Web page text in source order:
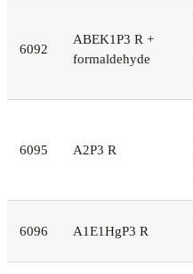
6092
ABEK1P3 R +
formaldehyde
6095 A2P3 R
6096 A1E1HgP3 R